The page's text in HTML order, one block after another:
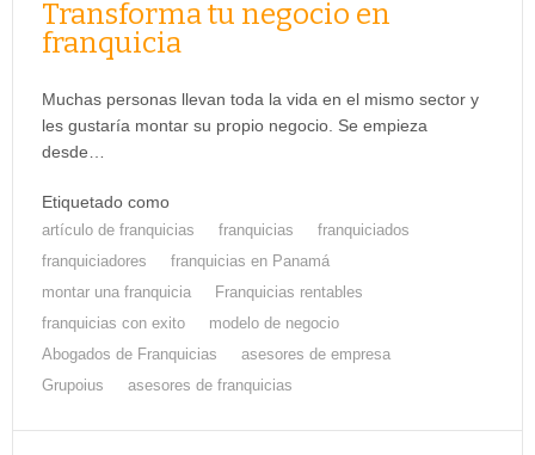
Transforma tu negocio en
franquicia
Muchas personas llevan toda la vida en el mismo sector y
les gustaría montar su propio negocio. Se empieza
desde…
Etiquetado como
artículo de franquicias franquicias
franquiciados
franquiciadores
franquicias en Panamá
montar una franquicia
Franquicias rentables
franquicias con exito
modelo de negocio
Abogados de Franquicias
asesores de empresa
Grupoius
asesores de franquicias